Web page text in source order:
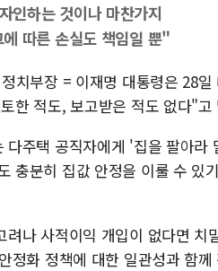
인하는 것이나 마찬가지
따른 손실도 책임일 뿐"
치부장 = 이재명 대통령은 28
한 적도, 보고받은 적도 없다"고
다주택 공직자에게 '집을 팔아
충분히 집값 안정을 이룰 수 있
나 사적이익 개입이 없다면
정화 정책에 대한 일관성과 함